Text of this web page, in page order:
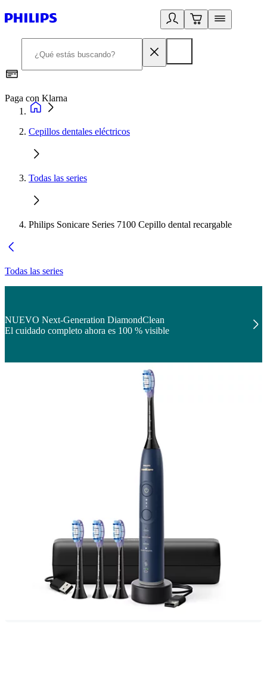
Paga con Klarna
Cepillos dentales eléctricos
Todas las series
Philips Sonicare Series 7100 Cepillo dental recargable
Todas las series
NUEVO Next-Generation DiamondClean
El cuidado completo ahora es 100 % visible